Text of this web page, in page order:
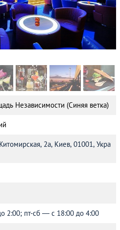
Независимости (Синяя ветка)
2а, Киев, 01001, Укра
2:00; пт-сб — с 18:00 до 4:00​